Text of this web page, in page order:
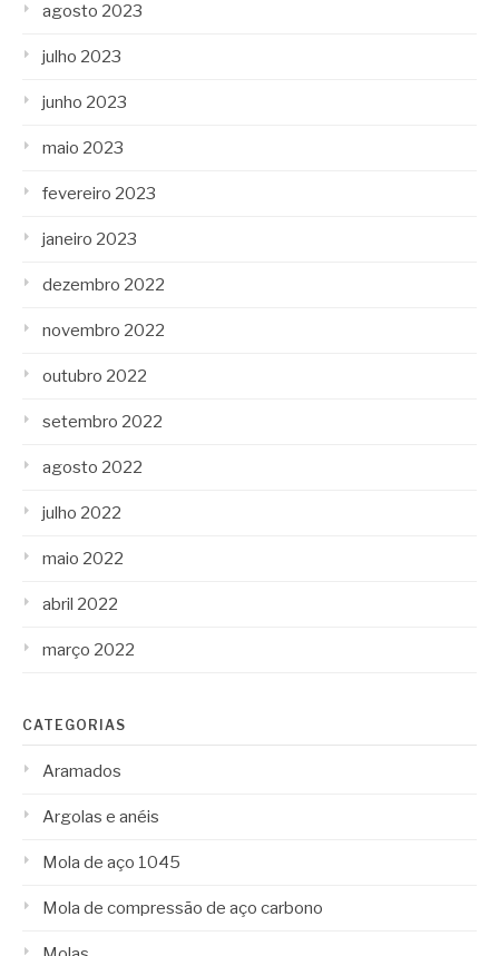
agosto 2023
julho 2023
junho 2023
maio 2023
fevereiro 2023
janeiro 2023
dezembro 2022
novembro 2022
outubro 2022
setembro 2022
agosto 2022
julho 2022
maio 2022
abril 2022
março 2022
CATEGORIAS
Aramados
Argolas e anéis
Mola de aço 1045
Mola de compressão de aço carbono